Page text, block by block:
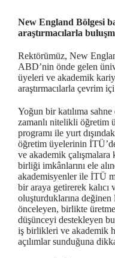
New England Bölgesi
araştırmacılarla
Rektörümüz, New
ABD’nin önde gelen
üyeleri ve akademik
araştırmacılarla çevrim
Yoğun bir katılıma
zamanlı nitelikli öğretim
programı ile yurt
öğretim üyelerinin
ve akademik çalışmalara
birliği imkânlarını ele
akademisyenler ile İTÜ
bir araya getirerek kalıcı
oluşturduklarına değinen
önceleyen, birlikte
düşünceyi destekleyen
iş birlikleri ve akademik
açılımlar sunduğuna